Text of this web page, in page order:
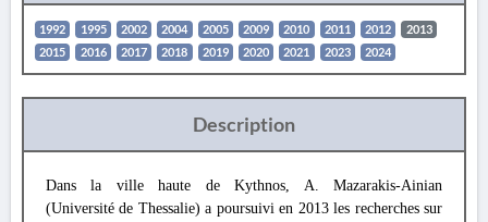
1992 1995 2002 2004 2005 2009 2010 2011 2012
2013
2015
2016 2017 2018 2019 2020 2021 2023 2024
Description
Dans la ville haute de Kythnos, A. Mazarakis-Ainian
(Université de Thessalie) a poursuivi en 2013 les recherches sur